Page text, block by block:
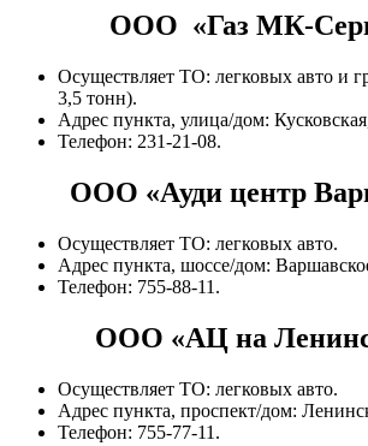
ООО «Газ МК-
Осуществляет ТО: легковых авто и
3,5 тонн).
Адрес пункта, улица/дом:
Телефон: 231-21-08.
ООО «Ауди центр
Осуществляет ТО: легковых авто.
Адрес пункта, шоссе/дом:
Телефон: 755-88-11.
ООО «АЦ на
Осуществляет ТО: легковых авто.
Адрес пункта, проспект/дом:
Телефон: 755-77-11.